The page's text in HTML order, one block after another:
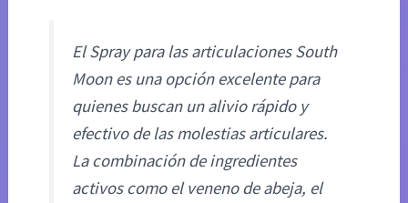
El Spray para las articulaciones South
Moon es una opción excelente para
quienes buscan un alivio rápido y
efectivo de las molestias articulares.
La combinación de ingredientes
activos como el veneno de abeja, el